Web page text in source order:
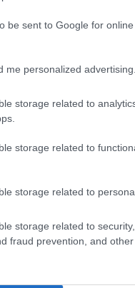
be sent to Google for
me personalized advertising.
storage related to
storage related to
storage related to
storage related to
fraud prevention, and other
bő fél órája maradt a
találta az előtte